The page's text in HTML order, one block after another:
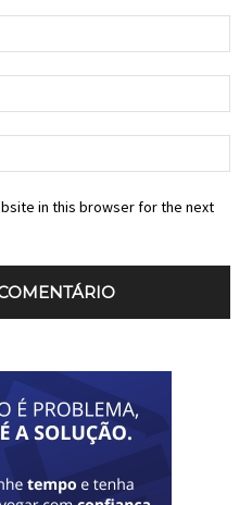
in this browser for the next